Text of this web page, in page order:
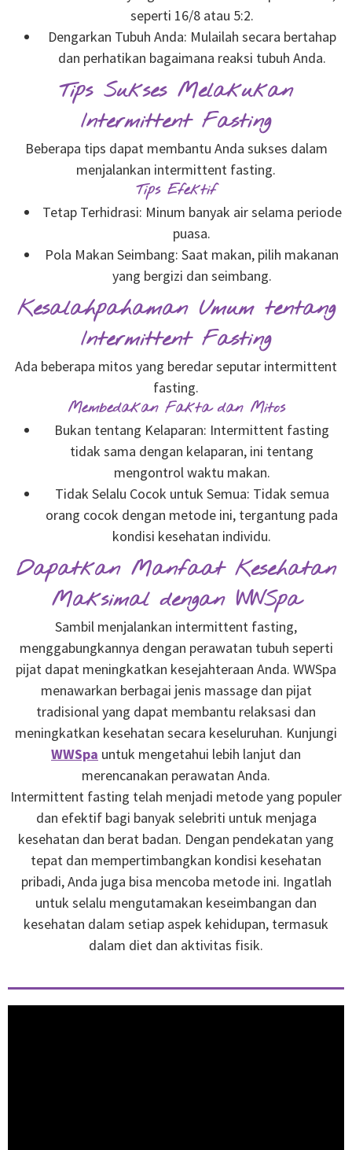
seperti 16/8 atau 5:2.
Dengarkan Tubuh Anda: Mulailah secara bertahap
dan perhatikan bagaimana reaksi tubuh Anda.
Tips Sukses Melakukan
Intermittent Fasting
Beberapa tips dapat membantu Anda sukses dalam
menjalankan intermittent fasting.
Tips Efektif
Tetap Terhidrasi: Minum banyak air selama periode
puasa.
Pola Makan Seimbang: Saat makan, pilih makanan
yang bergizi dan seimbang.
Kesalahpahaman Umum tentang
Intermittent Fasting
Ada beberapa mitos yang beredar seputar intermittent
fasting.
Membedakan Fakta dan Mitos
Bukan tentang Kelaparan: Intermittent fasting
tidak sama dengan kelaparan, ini tentang
mengontrol waktu makan.
Tidak Selalu Cocok untuk Semua: Tidak semua
orang cocok dengan metode ini, tergantung pada
kondisi kesehatan individu.
Dapatkan Manfaat Kesehatan
Maksimal dengan WWSpa
Sambil menjalankan intermittent fasting,
menggabungkannya dengan perawatan tubuh seperti
pijat dapat meningkatkan kesejahteraan Anda. WWSpa
menawarkan berbagai jenis massage dan pijat
tradisional yang dapat membantu relaksasi dan
meningkatkan kesehatan secara keseluruhan. Kunjungi
WWSpa untuk mengetahui lebih lanjut dan
merencanakan perawatan Anda.
Intermittent fasting telah menjadi metode yang populer
dan efektif bagi banyak selebriti untuk menjaga
kesehatan dan berat badan. Dengan pendekatan yang
tepat dan mempertimbangkan kondisi kesehatan
pribadi, Anda juga bisa mencoba metode ini. Ingatlah
untuk selalu mengutamakan keseimbangan dan
kesehatan dalam setiap aspek kehidupan, termasuk
dalam diet dan aktivitas fisik.